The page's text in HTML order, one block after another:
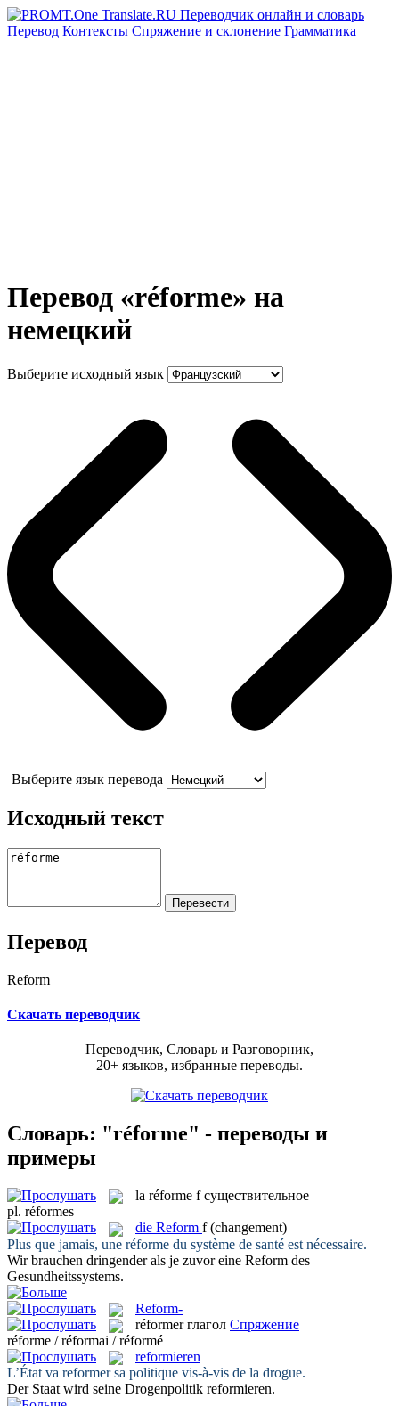
Перевод Контексты Спряжение и склонение Грамматика
Перевод «réforme» на
немецкий
Выберите исходный язык
Выберите язык перевода
Исходный текст
Перевод
Reform
Скачать переводчик
Переводчик, Словарь и Разговорник,
20+ языков, избранные переводы.
Словарь: "réforme" - переводы и
примеры
la réforme f существительное
pl. réformes
die Reform f (changement)
Plus que jamais, une réforme du système de santé est nécessaire.
Wir brauchen dringender als je zuvor eine Reform des
Gesundheitssystems.
Reform-
réformer глагол Спряжение
réforme / réformai / réformé
reformieren
L’État va reformersa politique vis-à-vis de la drogue.
Der Staat wird seine Drogenpolitik reformieren.